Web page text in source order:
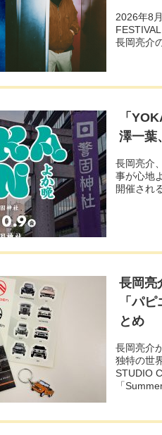
2026年8
長岡亮介
「
澤一葉
長岡亮介
事が心地
開催され
長岡亮
「パ
とめ
長岡亮介
独特の世
STUDIO
「